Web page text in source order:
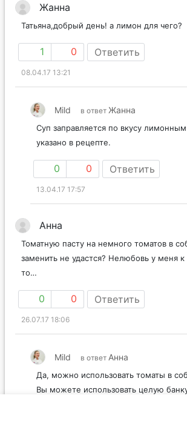
Жанна
Татьяна,добрый день! а лимон для чего?
1 0 Ответить
08.04.17 13:21
Mild в ответ Жанна
Суп заправляется по вкусу
указано в рецепте.
0 0 Ответить
13.04.17 17:57
Анна
Томатную пасту на немного томатов в
заменить не удастся? Нелюбовь у меня
то…
0 0 Ответить
26.07.17 18:06
Mild в ответ Анна
Да, можно использовать томаты в
Вы можете использовать целую